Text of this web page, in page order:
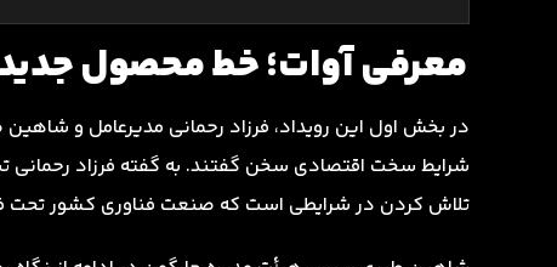
معرفی آوات؛ خط محصول جدید
در بخش اول این رویداد، فرزاد رحمانی مدیرعامل و
تلاش کردن در شرایطی است که صنعت فناوری کشور تحت